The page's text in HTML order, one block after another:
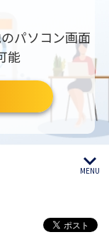
パソコン画面
能
MENU